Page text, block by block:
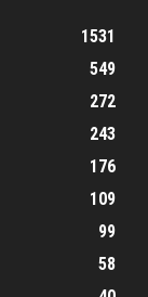
1531
549
272
243
176
109
99
58